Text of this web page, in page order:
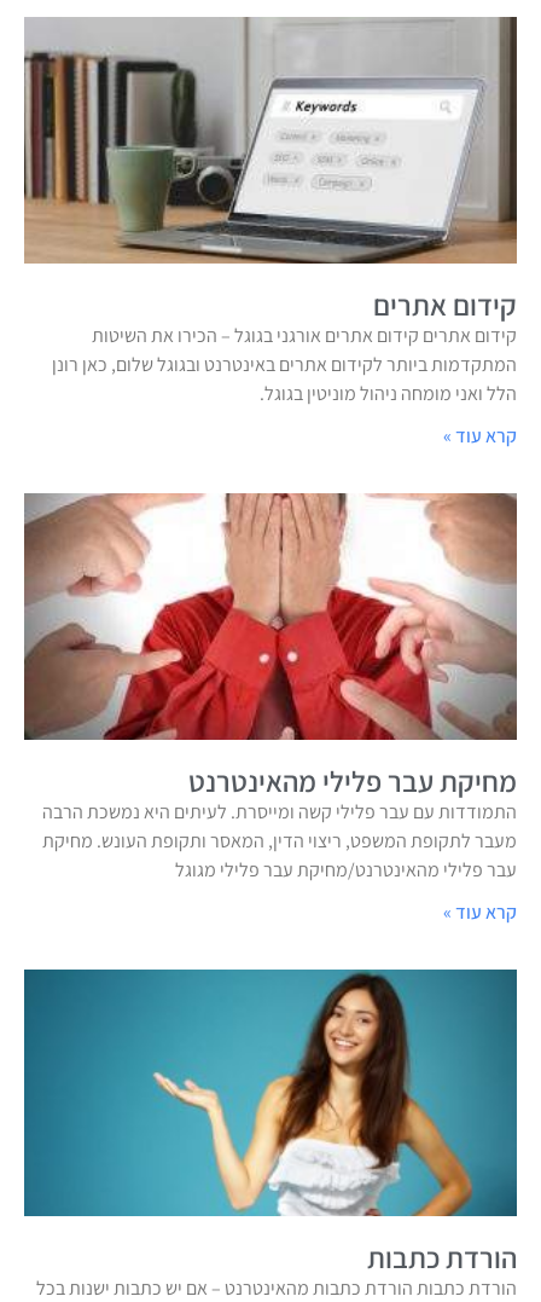
קידום אתרים
קידום אתרים קידום אתרים אורגני בגוגל – הכירו את השיטות
המתקדמות ביותר לקידום אתרים באינטרנט ובגוגל שלום, כאן רונן
הלל ואני מומחה ניהול מוניטין בגוגל.
קרא עוד »
מחיקת עבר פלילי מהאינטרנט
התמודדות עם עבר פלילי קשה ומייסרת. לעיתים היא נמשכת הרבה
מעבר לתקופת המשפט, ריצוי הדין, המאסר ותקופת העונש. מחיקת
עבר פלילי מהאינטרנט/מחיקת עבר פלילי מגוגל
קרא עוד »
הורדת כתבות
הורדת כתבות הורדת כתבות מהאינטרנט – אם יש כתבות ישנות בכל